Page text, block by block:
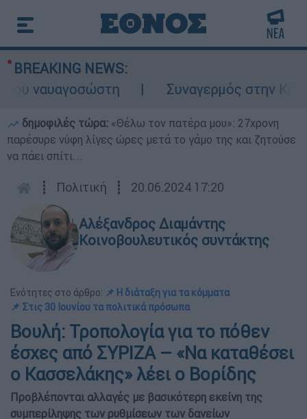
BREAKING NEWS:
ναυαγοσώστη
Συναγερμός στην
δημοφιλές τώρα: «Θέλω τον πατέρα μου»: 27χρονη
παρέσυρε νύφη λίγες ώρες μετά το γάμο της και ζητούσε
να πάει σπίτι...
┋ Πολιτική ┋ 20.06.2024 17:20
Αλέξανδρος Διαμάντης
Κοινοβουλευτικός συντάκτης
Ενότητες στο άρθρο: 📌 Η διάταξη για τα κόμματα
📌 Στις 30 Ιουνίου τα πολιτικά πρόσωπα
Βουλή: Τροπολογία για το πόθεν
έσχες από ΣΥΡΙΖΑ – «Να καταθέσει
ο Κασσελάκης» λέει ο Βορίδης
Προβλέπονται αλλαγές με βασικότερη εκείνη της
συμπερίληψης των ρυθμίσεων των δανείων